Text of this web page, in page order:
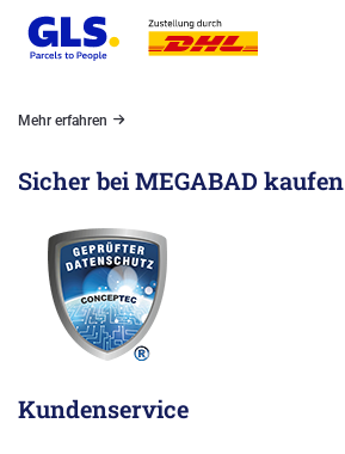
Mehr erfahren
Sicher bei MEGABAD kaufen
Kundenservice